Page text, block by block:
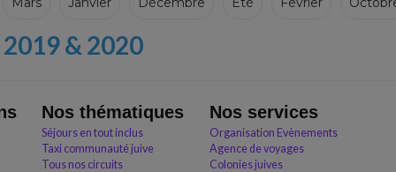
2019 & 2020
Nos thématiques Nos services
Séjours en tout inclus
Organisation Evènements
Taxi communauté juive
Agence de voyages
Tous nos circuits
Colonies juives